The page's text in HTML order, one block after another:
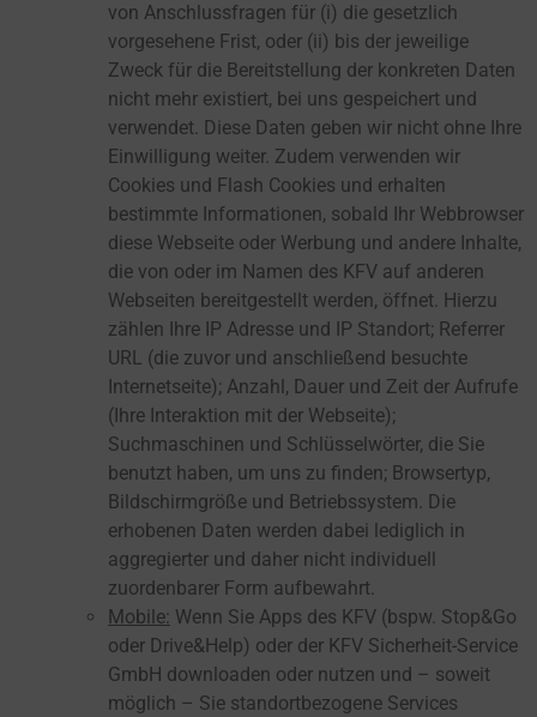
von Anschlussfragen für (i) die gesetzlich
vorgesehene Frist, oder (ii) bis der jeweilige
Zweck für die Bereitstellung der konkreten Daten
nicht mehr existiert, bei uns gespeichert und
verwendet. Diese Daten geben wir nicht ohne Ihre
Einwilligung weiter. Zudem verwenden wir
Cookies und Flash Cookies und erhalten
bestimmte Informationen, sobald Ihr Webbrowser
diese Webseite oder Werbung und andere Inhalte,
die von oder im Namen des KFV auf anderen
Webseiten bereitgestellt werden, öffnet. Hierzu
zählen Ihre IP Adresse und IP Standort; Referrer
URL (die zuvor und anschließend besuchte
Internetseite); Anzahl, Dauer und Zeit der Aufrufe
(Ihre Interaktion mit der Webseite);
Suchmaschinen und Schlüsselwörter, die Sie
benutzt haben, um uns zu finden; Browsertyp,
Bildschirmgröße und Betriebssystem. Die
erhobenen Daten werden dabei lediglich in
aggregierter und daher nicht individuell
zuordenbarer Form aufbewahrt.
Mobile: Wenn Sie Apps des KFV (bspw. Stop&Go
oder Drive&Help) oder der KFV Sicherheit-Service
GmbH downloaden oder nutzen und – soweit
möglich – Sie standortbezogene Services